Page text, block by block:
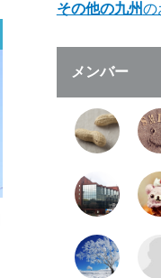
その他の九州の
メンバー